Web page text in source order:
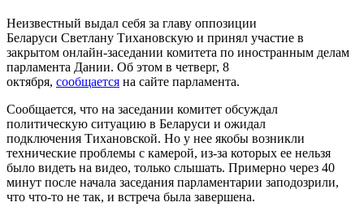
Неизвестный выдал себя за главу оппозиции
Беларуси Светлану Тихановскую и принял участие в
закрытом онлайн-заседании комитета по иностранным делам
парламента Дании. Об этом в четверг, 8
октября, сообщается на сайте парламента.
Сообщается, что на заседании комитет обсуждал
политическую ситуацию в Беларуси и ожидал
подключения Тихановской. Но у нее якобы возникли
технические проблемы с камерой, из-за которых ее нельзя
было видеть на видео, только слышать. Примерно через 40
минут после начала заседания парламентарии заподозрили,
что что-то не так, и встреча была завершена.